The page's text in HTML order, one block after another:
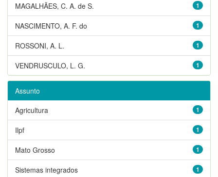
1
MAGALHÃES, C. A. de S.
1
NASCIMENTO, A. F. do
1
ROSSONI, A. L.
1
VENDRUSCULO, L. G.
Assunto
1
Agricultura
1
Ilpf
1
Mato Grosso
1
Sistemas integrados